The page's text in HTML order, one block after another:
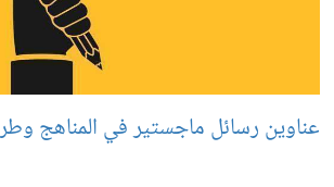
عناوين رسائل ماجستير في المناهج